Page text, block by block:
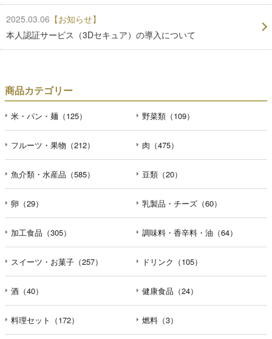
2025.03.06 【お知らせ】
本人認証サービス（3Dセキュア）の導入について
商品カテゴリー
米・パン・麺（125） 野菜類（109）
フルーツ・果物（212） 肉（475）
魚介類・水産品（585） 豆類（20）
卵（29） 乳製品・チーズ（60）
加工食品（305） 調味料・香辛料・油（64）
スイーツ・お菓子（257） ドリンク（105）
酒（40） 健康食品（24）
料理セット（172） 燃料（3）